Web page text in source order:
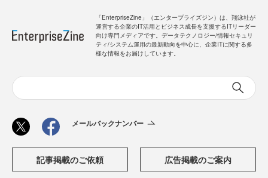
「EnterpriseZine」（エンタープライズジン）は、翔泳社が
運営する企業のIT活用とビジネス成長を支援するITリーダー
向け専門メディアです。データテクノロジー/情報セキュリ
ティ/システム運用の最新動向を中心に、企業ITに関する多
様な情報をお届けしています。
メールバックナンバー
記事掲載のご依頼 広告掲載のご案内